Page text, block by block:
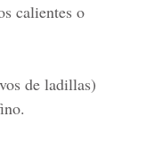
calientes o
de ladillas)